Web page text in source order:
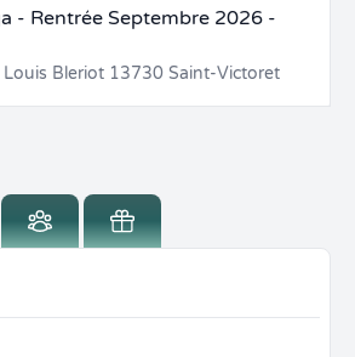
- Rentrée Septembre 2026 -
Bleriot 13730 Saint-Victoret